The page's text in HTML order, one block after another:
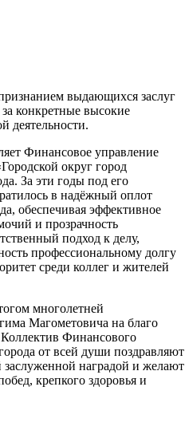
выдающихся заслуг
конкретные высокие
деятельности.
Финансовое управление
округ город
. За эти годы под его
в надёжный оплот
обеспечивая эффективное
и прозрачность
подход к делу,
профессиональному долгу
среди коллег и жителей
многолетней
Магометовича на благо
Финансового
от всей души поздравляют
наградой и желают
крепкого здоровья и